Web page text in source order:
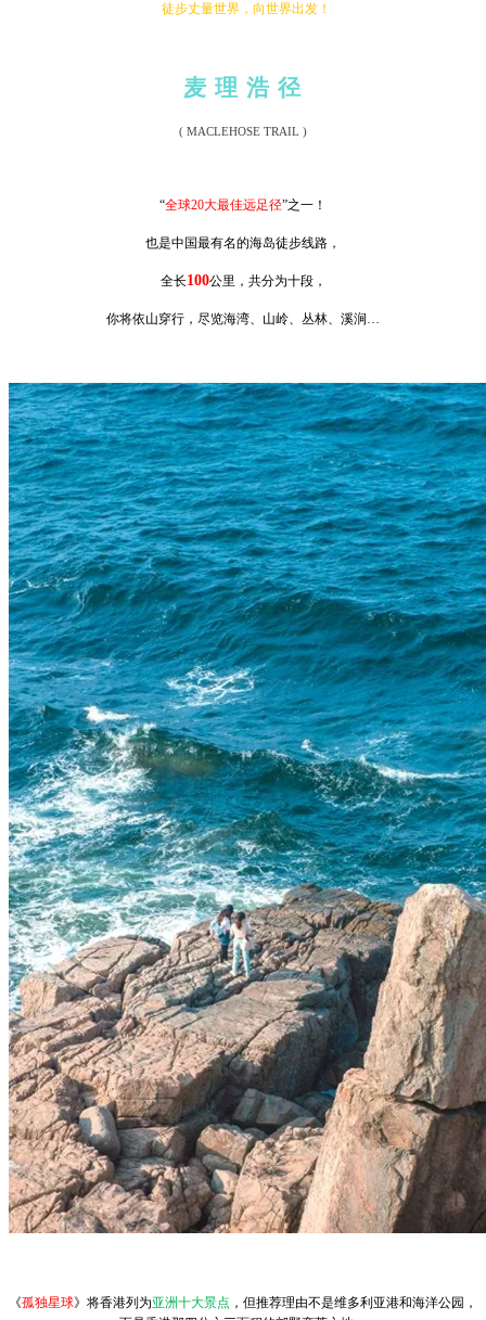
徒步丈量世界，向世界出发！
麦 理 浩 径
( MACLEHOSE TRAIL )
“全球20大最佳远足径”之一！
也是中国最有名的海岛徒步线路，
全长100公里，共分为十段，
你将依山穿行，尽览海湾、山岭、丛林、溪涧…
《孤独星球》将香港列为亚洲十大景点 ，但推荐理由不是维多利亚港和海洋公园，